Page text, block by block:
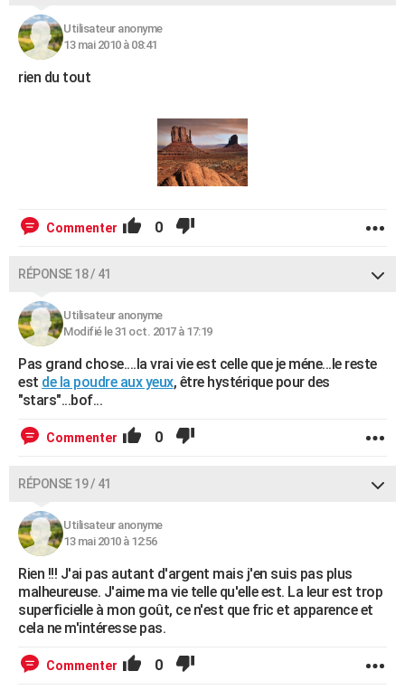
Utilisateur anonyme
13 mai 2010 à 08:41
rien du tout
Commenter 0
RÉPONSE 18 / 41
Utilisateur anonyme
Modifié le 31 oct. 2017 à 17:19
Pas grand chose....la vrai vie est celle que je méne...le reste
est de la poudre aux yeux, être hystérique pour des
"stars"...bof...
Commenter 0
RÉPONSE 19 / 41
Utilisateur anonyme
13 mai 2010 à 12:56
Rien !!! J'ai pas autant d'argent mais j'en suis pas plus
malheureuse. J'aime ma vie telle qu'elle est. La leur est trop
superficielle à mon goût, ce n'est que fric et apparence et
cela ne m'intéresse pas.
Commenter 0